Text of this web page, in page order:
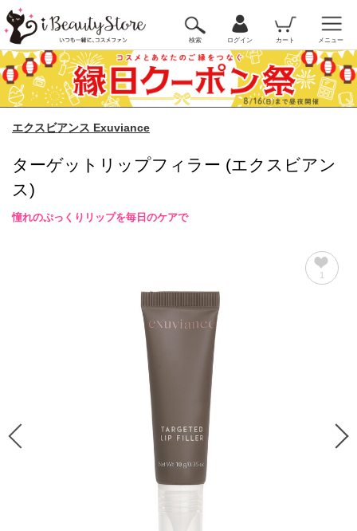
検索 ログイン カート メニュー
エクスビアンス Exuviance
ターゲットリップフィラー (エクスビアン
ス)
憧れのぷっくりリップを毎日のケアで
1